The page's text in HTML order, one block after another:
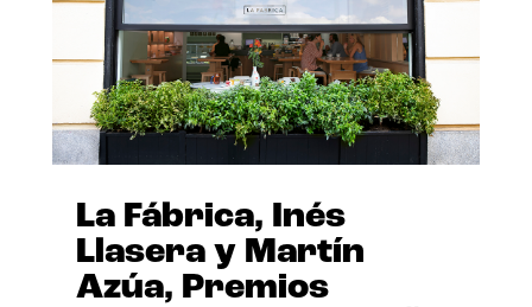
La Fábrica, Inés
Llasera y Martín
Azúa, Premios